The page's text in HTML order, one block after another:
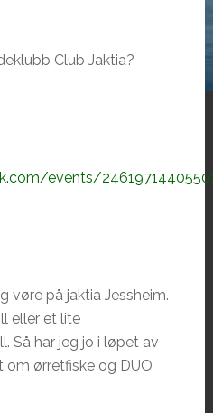
Club Jaktia?
events/
vøre på jaktia Jessheim.
eller et lite
Så har jeg jo i løpet av
ørretfiske og DUO